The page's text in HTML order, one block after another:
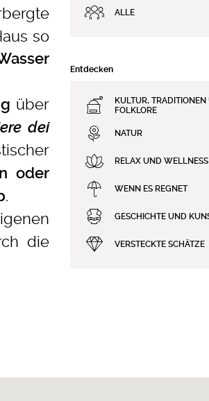
so
über
dei
oder
.
die
ALLE
Entdecken
KULTUR,
FOLKLORE
NATUR
RELAX UND WELLNESS
WENN ES REGNET
GESCHICHTE UND
VERSTECKTE SCHÄTZE